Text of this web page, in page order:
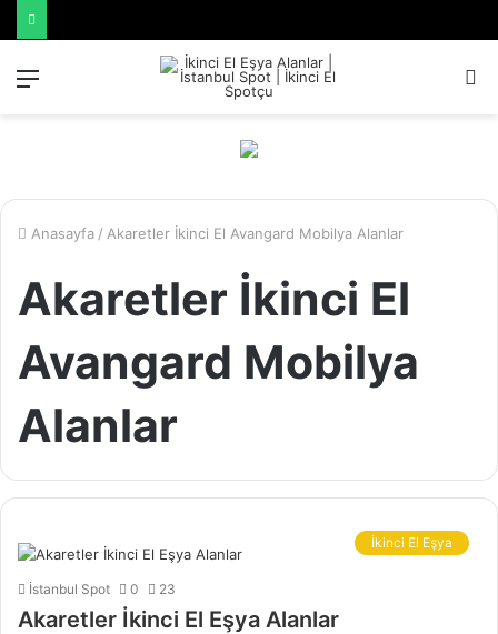
Anasayfa / Akaretler İkinci El Avangard Mobilya Alanlar
Akaretler İkinci El
Avangard Mobilya
Alanlar
İkinci El Eşya
İstanbul Spot 0 23
Akaretler İkinci El Eşya Alanlar